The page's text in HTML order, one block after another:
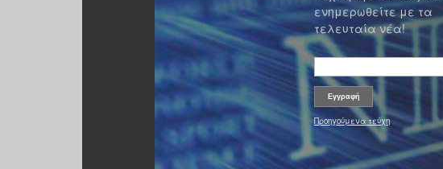
ενημερωθείτε με τα
τελευταία νέα!
Προηγούμενα τεύχη